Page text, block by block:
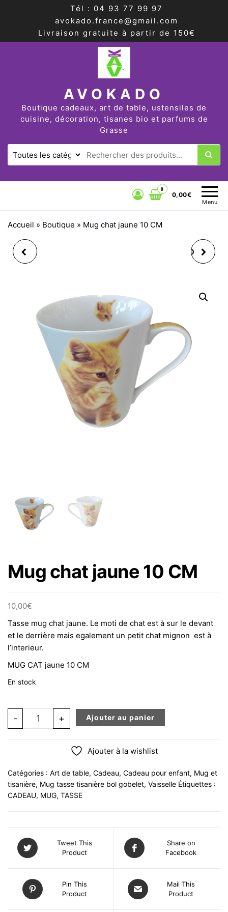
Tél : 04 93 77 99 97
avokado.france@gmail.com
Livraison gratuite à partir de 150€
AVOKADO
Boutique cadeaux, art de table, ustensiles de
cuisine, décoration, tisanes bio et parfums de
Grasse
Menu
0
0,00€
Accueil » Boutique » Mug chat jaune 10 CM
MUG CHAT VIOLET 10
Mug chat jaune 10 CM
10,00€
Tasse mug chat jaune. Le moti de chat est à sur le devant
et le derrière mais egalement un petit chat mignon est à
l’interieur.
MUG CAT jaune 10 CM
En stock
- quantité de Mug chat jaune 10 CM
+ Ajouter au panier
Ajouter à la wishlist
Catégories : Art de table, Cadeau, Cadeau pour enfant, Mug et
tisanière, Mug tasse tisanière bol gobelet, Vaisselle Étiquettes :
CADEAU, MUG, TASSE
Tweet This
Product
Share on
Facebook
Pin This
Product
Mail This
Product